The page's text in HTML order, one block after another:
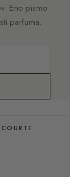
Eno pismo
parfuma.